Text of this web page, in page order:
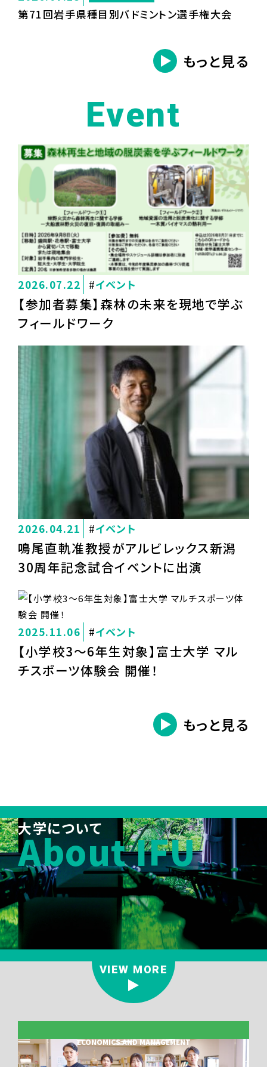
第71回岩手県種目別バドミントン選手権大会
もっと見る
Event
2026.07.22 イベント
【参加者募集】森林の未来を現地で学ぶ
フィールドワーク
2026.04.21 イベント
鳴尾直軌准教授がアルビレックス新潟
30周年記念試合イベントに出演
2025.11.06 イベント
【小学校3～6年生対象】富士大学 マル
チスポーツ体験会 開催！
もっと見る
大学について
About IFU
VIEW MORE
ECONOMICS AND MANAGEMENT